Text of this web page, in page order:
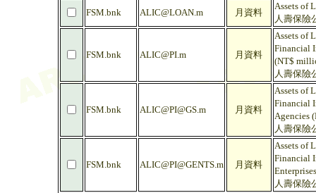
FSM.bnk ALIC@LOAN.m 月資料
Assets of
人壽保險
FSM.bnk ALIC@PI.m 月資料
Assets of
Financial
(NT$
人壽保險
FSM.bnk ALIC@PI@GS.m 月資料
Assets of
Financial
Agencies
人壽保險
FSM.bnk ALIC@PI@GENTS.m 月資料
Assets of
Financial
人壽保險